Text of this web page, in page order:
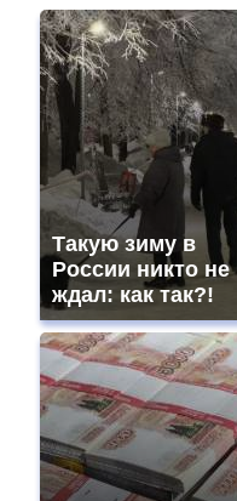
Такую зиму в
России никто не
ждал: как так?!